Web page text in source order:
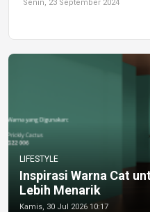
Senin, 23 September 2024
LIFESTYLE
Inspirasi Warna Cat
Lebih Menarik
Kamis, 30 Jul 2026 10:17